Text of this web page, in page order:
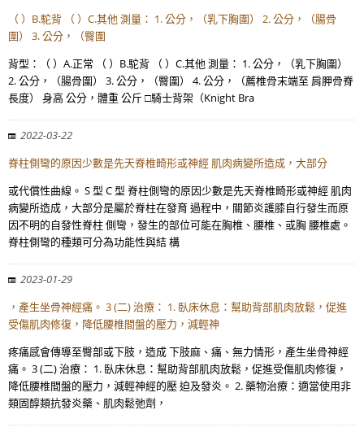
（ ）B.駝背 （ ）C.其他 測量： 1. 公分，（乳下胸圍） 2. 公分，（腸骨
圍） 3. 公分，（臀圍
背型：（ ）A.正常 （ ）B.駝背 （ ）C.其他 測量： 1. 公分，（乳下胸圍）
2. 公分，（腸骨圍） 3. 公分，（臀圍） 4. 公分，（薦椎骨末端至 肩胛骨脊
長度） 身高 公分，體重 公斤 □騎士背架（Knight Bra
2022-03-22
脊柱側彎的原因少數是先天脊椎畸形或神經 肌肉病變所造成，大部分
或代償性曲線。 S 型 C 型 脊柱側彎的原因少數是先天脊椎畸形或神經 肌肉
病變所造成，大部分是屬於脊柱在發育 過程中，關節炎護膝自行發生而原
因不明的自發性脊柱 側彎，發生的部位可能在胸椎、腰椎、或胸 腰椎處。
脊柱側彎的種類可分為功能性與結 構
2023-01-29
，產生坐骨神經痛。 3 (二) 治療： 1. 臥床休息：幫助背部肌肉放鬆，促進
受傷肌肉修復，降低腰椎間盤的壓力，減輕神
疼痛感會傳導至臀部或下肢，造成 下肢麻、痛、無力情形，產生坐骨神經
痛。 3 (二) 治療： 1. 臥床休息：幫助背部肌肉放鬆，促進受傷肌肉修復，
降低腰椎間盤的壓力，減輕神經的壓 迫及發炎。 2. 藥物治療：適當使用非
類固醇類抗發炎藥、肌肉鬆弛劑，